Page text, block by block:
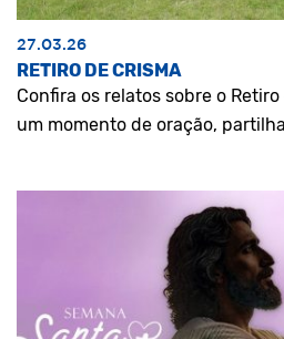
27.03.26
RETIRO DE CRISMA
Confira os relatos sobre o
um momento de oração,